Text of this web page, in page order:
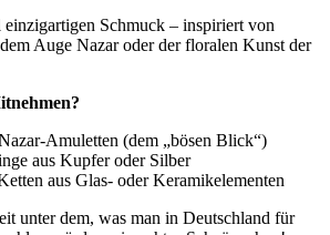
Schmuck – inspiriert von
Auge Nazar oder der floralen Kunst der
Amuletten (dem „bösen Blick“)
aus Kupfer oder Silber
aus Glas- oder Keramikelementen
unter dem, was man in Deutschland für